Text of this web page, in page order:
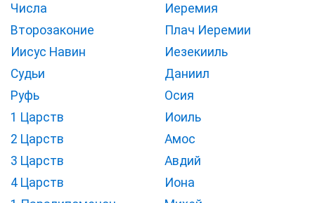
Числа
Второзаконие
Иисус Навин
Судьи
Руфь
1 Царств
2 Царств
3 Царств
4 Царств
Иеремия
Плач Иеремии
Иезекииль
Даниил
Осия
Иоиль
Амос
Авдий
Иона